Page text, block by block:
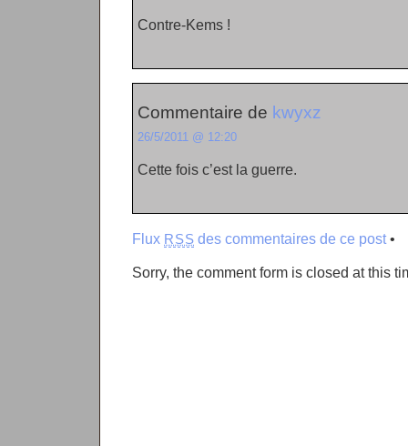
Contre-Kems !
Commentaire de kwyxz
26/5/2011 @ 12:20
Cette fois c’est la guerre.
Flux RSS des commentaires de ce post•
Sorry, the comment form is closed at this